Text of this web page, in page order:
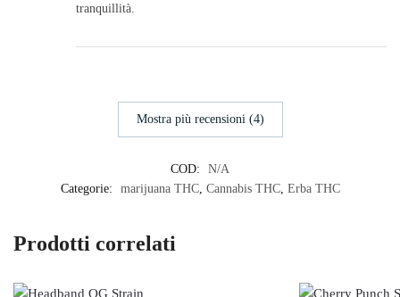
tranquillità.
Mostra più recensioni (4)
COD:
N/A
Categorie:
marijuana THC, Cannabis THC, Erba THC
Prodotti correlati